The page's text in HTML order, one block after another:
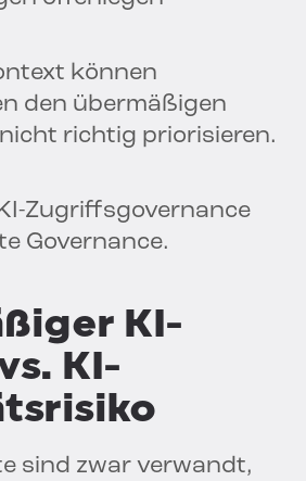
können
den übermäßigen
richtig priorisieren.
Zugriffsgovernance
Governance.
KI-
KI-
sind zwar verwandt,